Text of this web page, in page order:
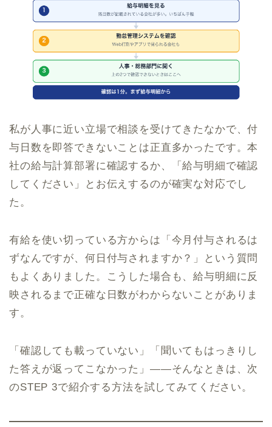
私が人事に近い立場で相談を受けてきたなかで、付
与日数を即答できないことは正直多かったです。本
社の給与計算部署に確認するか、「給与明細で確認
してください」とお伝えするのが確実な対応でし
た。
有給を使い切っている方からは「今月付与されるは
ずなんですが、何日付与されますか？」という質問
もよくありました。こうした場合も、給与明細に反
映されるまで正確な日数がわからないことがありま
す。
「確認しても載っていない」「聞いてもはっきりし
た答えが返ってこなかった」——そんなときは、次
のSTEP 3で紹介する方法を試してみてください。